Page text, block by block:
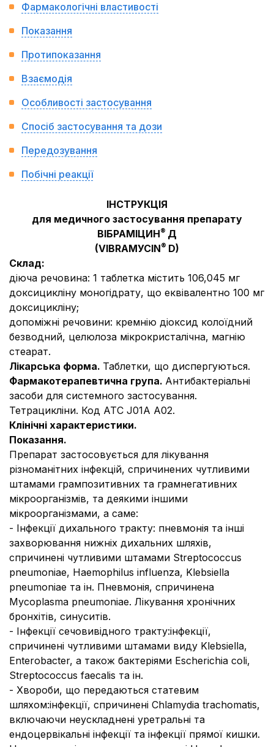
Фармакологічні властивості
Показання
Протипоказання
Взаємодія
Особливості застосування
Спосіб застосування та дози
Передозування
Побічні реакції
ІНСТРУКЦІЯ
для медичного застосування препарату
ВІБРАМІЦИН® Д
(VІBRАMУСІN® D)
Склад:
діюча речовина: 1 таблетка містить 106,045 мг
доксицикліну моногідрату, що еквівалентно 100 мг
доксицикліну;
допоміжні речовини: кремнію діоксид колоїдний
безводний, целюлоза мікрокристалічна, магнію
стеарат.
Лікарська форма. Таблетки, що диспергуються.
Фармакотерапевтична група. Антибактеріальні
засоби для системного застосування.
Тетрацикліни. Код АТС J01А А02.
Клінічні характеристики.
Показання.
Препарат застосовується для лікування
різноманітних інфекцій, спричинених чутливими
штамами грампозитивних та грамнегативних
мікроорганізмів, та деякими іншими
мікроорганізмами, а саме:
- Інфекції дихального тракту: пневмонія та інші
захворювання нижніх дихальних шляхів,
спричинені чутливими штамами Streptococcus
pneumoniae, Haemophilus influenza, Klebsiella
pneumoniae та ін. Пневмонія, спричинена
Mycoplasma pneumoniae. Лікування хронічних
бронхітів, синуситів.
- Інфекції сечовивідного тракту:інфекції,
спричинені чутливими штамами виду Klebsiella,
Enterobacter, а також бактеріями Escherichia coli,
Streptococcus faecalis та ін.
- Хвороби, що передаються статевим
шляхом:інфекції, спричинені Chlamydia trachomatis,
включаючи неускладнені уретральні та
ендоцервікальні інфекції та інфекції прямої кишки.